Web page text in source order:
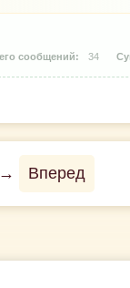
34
→ Вперед